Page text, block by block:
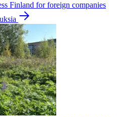
Finland for foreign companies